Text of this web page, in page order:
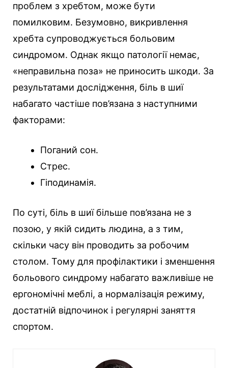
проблем з хребтом, може бути
помилковим. Безумовно, викривлення
хребта супроводжується больовим
синдромом. Однак якщо патології немає,
«неправильна поза» не приносить шкоди. За
результатами дослідження, біль в шиї
набагато частіше пов’язана з наступними
факторами:
Поганий сон.
Стрес.
Гіподинамія.
По суті, біль в шиї більше пов’язана не з
позою, у якій сидить людина, а з тим,
скільки часу він проводить за робочим
столом. Тому для профілактики і зменшення
больового синдрому набагато важливіше не
ергономічні меблі, а нормалізація режиму,
достатній відпочинок і регулярні заняття
спортом.